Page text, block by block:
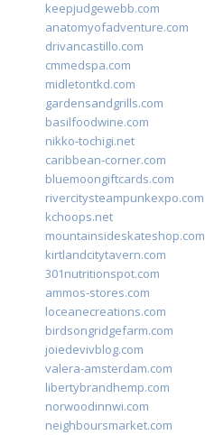
keepjudgewebb.com
anatomyofadventure.com
drivancastillo.com
cmmedspa.com
midletontkd.com
gardensandgrills.com
basilfoodwine.com
nikko-tochigi.net
caribbean-corner.com
bluemoongiftcards.com
rivercitysteampunkexpo.com
kchoops.net
mountainsideskateshop.com
kirtlandcitytavern.com
301nutritionspot.com
ammos-stores.com
loceanecreations.com
birdsongridgefarm.com
joiedevivblog.com
valera-amsterdam.com
libertybrandhemp.com
norwoodinnwi.com
neighboursmarket.com